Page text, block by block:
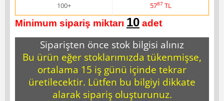
100+
5787TL
Minimum sipariş miktarı 10 adet.
Siparişten önce stok bilgisi alınız
Bu ürün eğer stoklarımızda tükenmişse,
ortalama 15 iş günü içinde tekrar
üretilecektir. Lütfen bu bilgiyi dikkate
alarak sipariş oluşturunuz.